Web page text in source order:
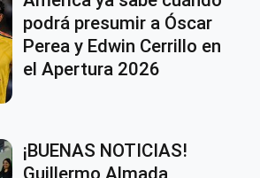
podrá presumir a Óscar
Perea y Edwin Cerrillo en
el Apertura 2026
¡BUENAS NOTICIAS!
Guillermo Almada